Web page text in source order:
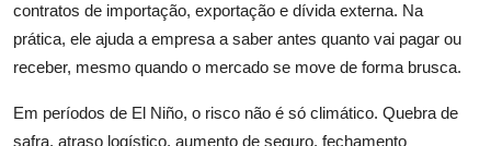
contratos de importação, exportação e dívida externa. Na
prática, ele ajuda a empresa a saber antes quanto vai pagar ou
receber, mesmo quando o mercado se move de forma brusca.
Em períodos de El Niño, o risco não é só climático. Quebra de
safra, atraso logístico, aumento de seguro, fechamento